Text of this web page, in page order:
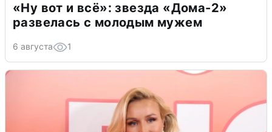
«Ну вот и всё»: звезда «Дома-2»
развелась с молодым мужем
6 августа 1